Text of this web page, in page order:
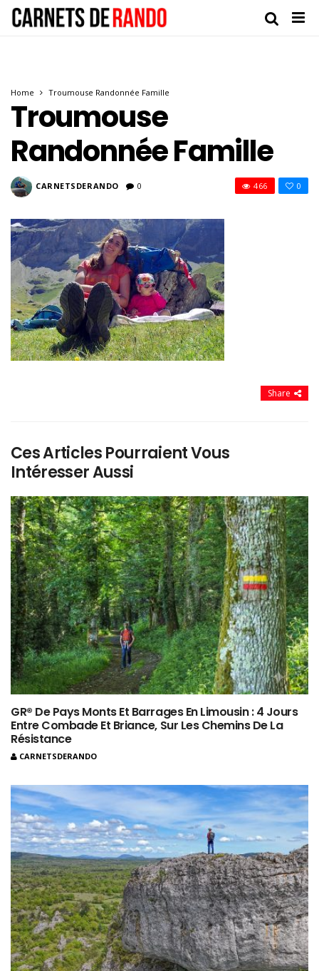
Home Troumouse Randonnée Famille
Troumouse
Randonnée Famille
CARNETSDERANDO 0 0
466
Share
Ces Articles Pourraient Vous
Intéresser Aussi
GR® De Pays Monts Et Barrages En Limousin : 4 Jours
Entre Combade Et Briance, Sur Les Chemins De La
Résistance
CARNETSDERANDO